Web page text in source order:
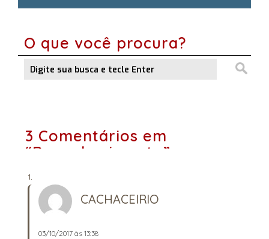
O que você procura?
3 Comentários em
“Reconhecimento”
CACHACEIRIO
03/10/2017 às 13:38